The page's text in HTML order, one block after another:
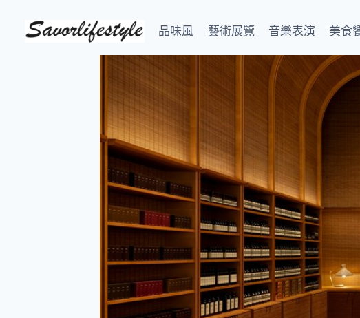
品味風 藝術展覽 音樂表演 美食